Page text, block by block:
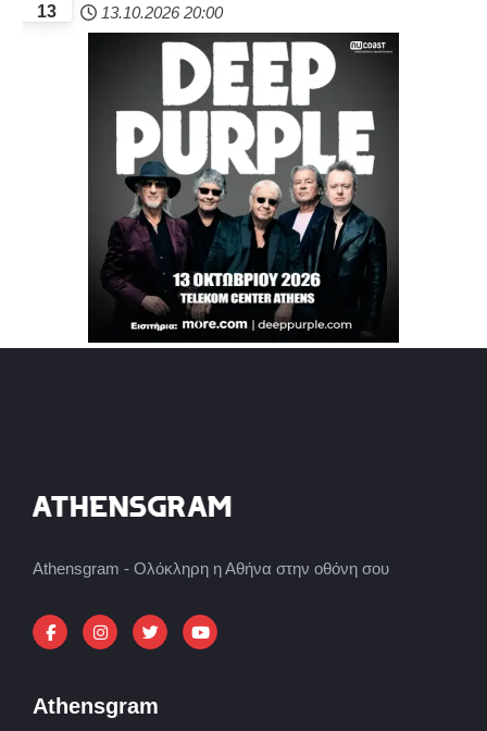
13
13.10.2026 20:00
Athensgram - Ολόκληρη η Αθήνα στην οθόνη σου
Athensgram